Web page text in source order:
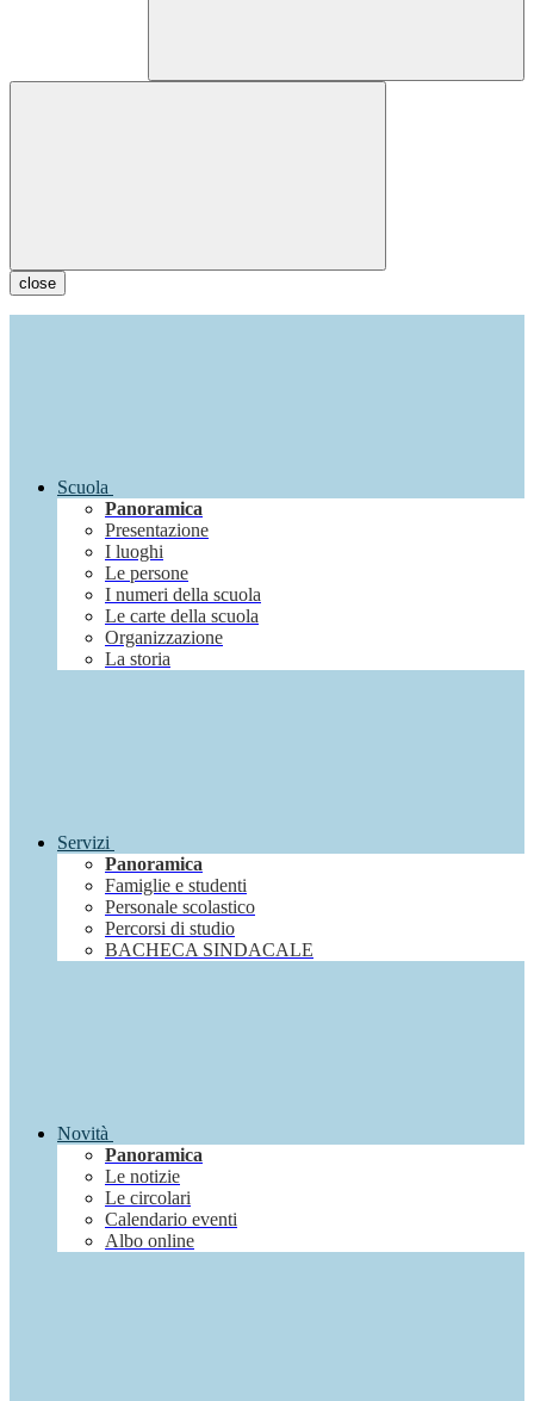
close
Scuola
Panoramica
Presentazione
I luoghi
Le persone
I numeri della scuola
Le carte della scuola
Organizzazione
La storia
Servizi
Panoramica
Famiglie e studenti
Personale scolastico
Percorsi di studio
BACHECA SINDACALE
Novità
Panoramica
Le notizie
Le circolari
Calendario eventi
Albo online